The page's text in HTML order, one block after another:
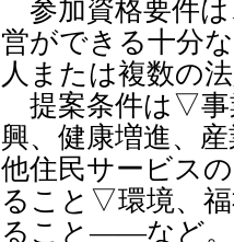
参加資格要件は
営ができる十分
人または複数の
提案条件は▽事
興、健康増進、
他住民サービス
ること▽環境、
ること――など。